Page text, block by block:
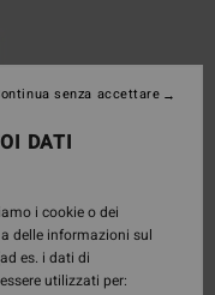
DATI
i cookie o dei
delle informazioni sul
es. i dati di
utilizzati per:
senza accettare